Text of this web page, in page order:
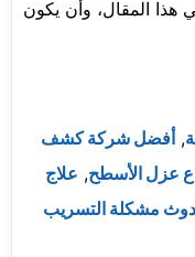
هذا المقال، وأن يكون
, أفضل شركة كشف
عزل الأسطح, علاج
مشكلة التسريب